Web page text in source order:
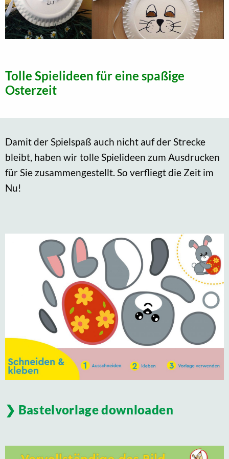
Tolle Spielideen für eine spaßige
Osterzeit
Damit der Spielspaß auch nicht auf der Strecke
bleibt, haben wir tolle Spielideen zum Ausdrucken
für Sie zusammengestellt. So verfliegt die Zeit im
Nu!
Bastelvorlage downloaden